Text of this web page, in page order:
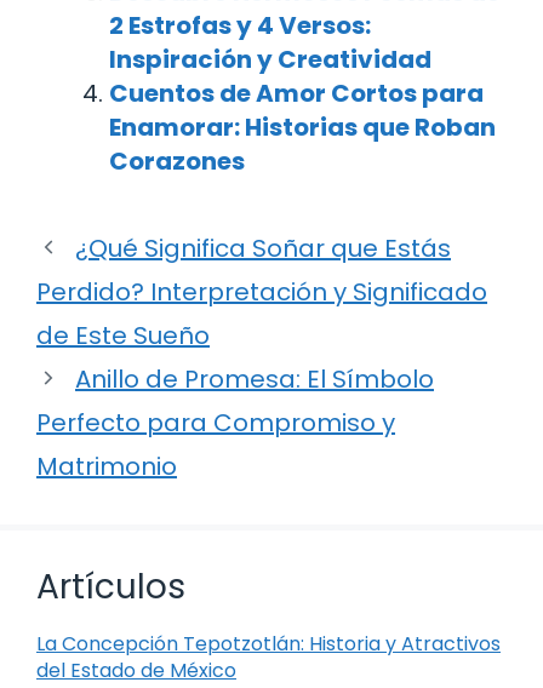
2 Estrofas y 4 Versos:
Inspiración y Creatividad
Cuentos de Amor Cortos para
Enamorar: Historias que Roban
Corazones
¿Qué Significa Soñar que Estás
Perdido? Interpretación y Significado
de Este Sueño
Anillo de Promesa: El Símbolo
Perfecto para Compromiso y
Matrimonio
Artículos
La Concepción Tepotzotlán: Historia y Atractivos
del Estado de México